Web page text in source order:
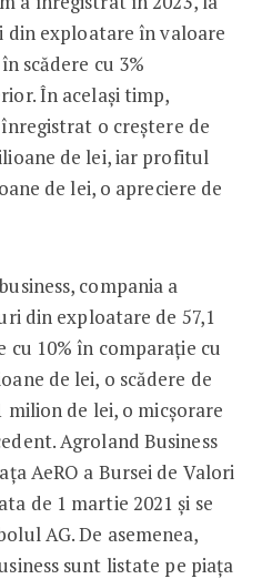
exploatare în valoare
scădere cu 3%
În același timp,
o creștere de
de lei, iar profitul
de lei, o apreciere de
compania a
din exploatare de 57,1
cu 10% în comparație cu
de lei, o scădere de
milion de lei, o micșorare
Agroland Business
AeRO a Bursei de Valori
de 1 martie 2021 și se
AG. De asemenea,
sunt listate pe piața